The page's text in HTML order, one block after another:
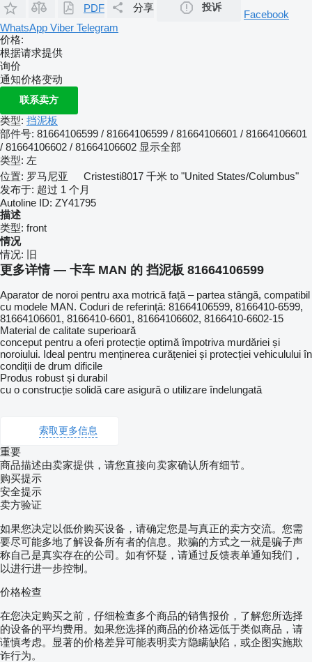
PDF
分享 投诉
Facebook
WhatsApp Viber Telegram
价格:
根据请求提供
询价
通知价格变动
联系卖方
类型: 挡泥板
部件号: 81664106599 / 81664106599 / 81664106601 / 81664106601
/ 81664106602 / 81664106602 显示全部
类型: 左
位置: 罗马尼亚 Cristesti8017 千米 to "United States/Columbus"
发布于: 超过 1 个月
Autoline ID: ZY41795
描述
类型: front
情况
情况: 旧
更多详情 — 卡车 MAN 的 挡泥板 81664106599
Aparator de noroi pentru axa motrică față – partea stângă, compatibil
cu modele MAN. Coduri de referință: 81664106599, 8166410-6599,
81664106601, 8166410-6601, 81664106602, 8166410-6602-15
Material de calitate superioară
conceput pentru a oferi protecție optimă împotriva murdăriei și
noroiului. Ideal pentru menținerea curățeniei și protecției vehiculului în
condiții de drum dificile
Produs robust și durabil
cu o construcție solidă care asigură o utilizare îndelungată
索取更多信息
重要
商品描述由卖家提供，请您直接向卖家确认所有细节。
购买提示
安全提示
卖方验证
如果您决定以低价购买设备，请确定您是与真正的卖方交流。您需
要尽可能多地了解设备所有者的信息。欺骗的方式之一就是骗子声
称自己是真实存在的公司。如有怀疑，请通过反馈表单通知我们，
以进行进一步控制。
价格检查
在您决定购买之前，仔细检查多个商品的销售报价，了解您所选择
的设备的平均费用。如果您选择的商品的价格远低于类似商品，请
谨慎考虑。显著的价格差异可能表明卖方隐瞒缺陷，或企图实施欺
诈行为。